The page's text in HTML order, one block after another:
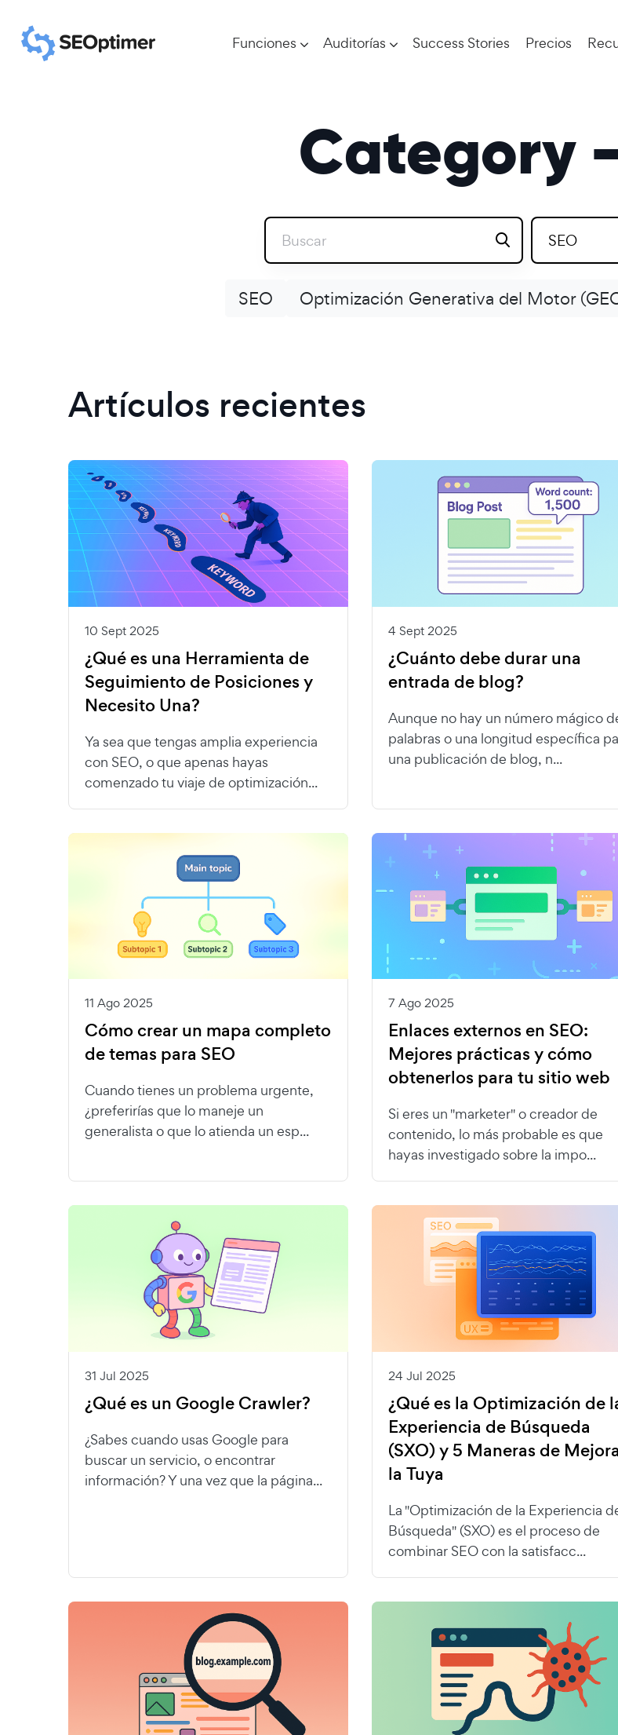
Funciones Auditorías Success Stories Precios
Category
SEO
SEO Optimización Generativa del Motor
Artículos recientes
10 Sept 2025
¿Qué es una Herramienta de
Seguimiento de Posiciones y
Necesito Una?
Ya sea que tengas amplia experiencia
con SEO, o que apenas hayas
comenzado tu viaje de optimización...
4 Sept 2025
¿Cuánto debe durar una
entrada de blog?
Aunque no hay un número mágico
palabras o una longitud específica
una publicación de blog, n...
11 Ago 2025
Cómo crear un mapa completo
de temas para SEO
Cuando tienes un problema urgente,
¿preferirías que lo maneje un
generalista o que lo atienda un esp...
7 Ago 2025
Enlaces externos en SEO:
Mejores prácticas y cómo
obtenerlos para tu sitio web
Si eres un "marketer" o creador de
contenido, lo más probable es que
hayas investigado sobre la impo...
31 Jul 2025
¿Qué es un Google Crawler?
¿Sabes cuando usas Google para
buscar un servicio, o encontrar
información? Y una vez que la página...
24 Jul 2025
¿Qué es la Optimización de
Experiencia de Búsqueda
(SXO) y 5 Maneras de
la Tuya
La "Optimización de la Experiencia
Búsqueda" (SXO) es el proceso de
combinar SEO con la satisfacc...